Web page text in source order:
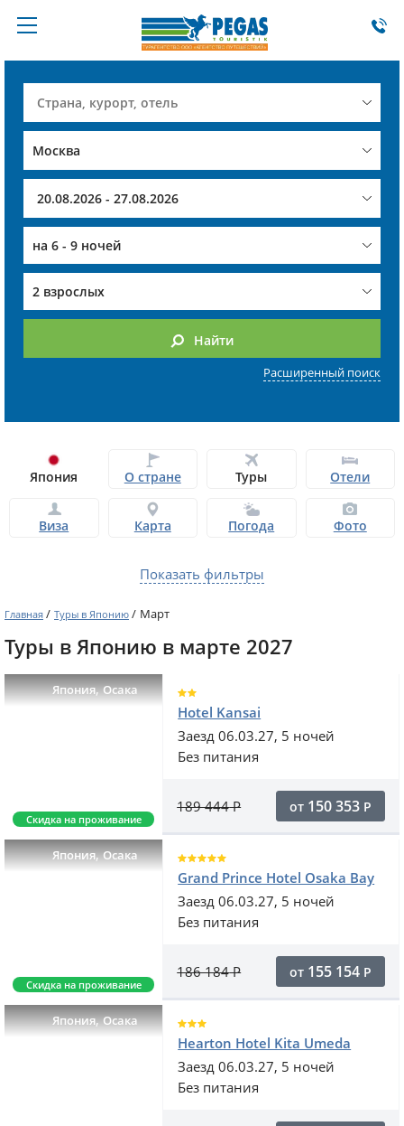
на 6 - 9 ночей
2 взрослых
Найти
Расширенный поиск
Япония О стране Туры Отели
Виза Карта Погода Фото
Показать фильтры
Главная / Туры в Японию / Март
Туры в Японию в марте 2027
Япония,Осака
Скидка на проживание
Hotel Kansai
Заезд 06.03.27, 5 ночей
Без питания
189 444Р от 150 353 Р
Япония,Осака
Скидка на проживание
Grand Prince Hotel Osaka Bay
Заезд 06.03.27, 5 ночей
Без питания
186 184Р от 155 154 Р
Япония,Осака
Hearton Hotel Kita Umeda
Заезд 06.03.27, 5 ночей
Без питания